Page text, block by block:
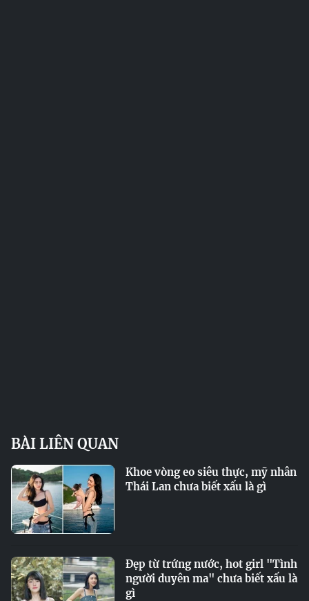
BÀI LIÊN QUAN
Khoe vòng eo siêu thực, mỹ nhân
Thái Lan chưa biết xấu là gì
Đẹp từ trứng nước, hot girl "Tình
người duyên ma" chưa biết xấu là
gì